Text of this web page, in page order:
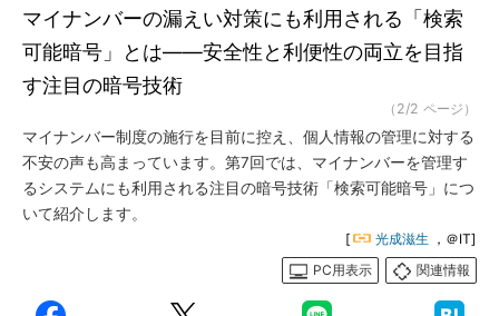
マイナンバーの漏えい対策にも利用される「検索
可能暗号」とは――安全性と利便性の両立を目指
す注目の暗号技術
（2/2 ページ）
マイナンバー制度の施行を目前に控え、個人情報の管理に対する
不安の声も高まっています。第7回では、マイナンバーを管理す
るシステムにも利用される注目の暗号技術「検索可能暗号」につ
いて紹介します。
[ 光成滋生 ，＠IT]
PC用表示
関連情報